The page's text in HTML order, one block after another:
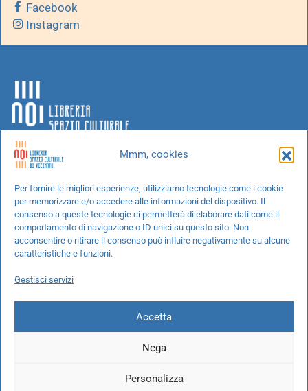
Mmm, cookies
Per fornire le migliori esperienze, utilizziamo tecnologie come i cookie
per memorizzare e/o accedere alle informazioni del dispositivo. Il
consenso a queste tecnologie ci permetterà di elaborare dati come il
comportamento di navigazione o ID unici su questo sito. Non
acconsentire o ritirare il consenso può influire negativamente su alcune
caratteristiche e funzioni.
Gestisci servizi
Accetta
Nega
Personalizza
Facebook
Instagram
Chi siamo
Progetti speciali
Richiedi un libro
Spedizioni
Cookie Policy
10694580969